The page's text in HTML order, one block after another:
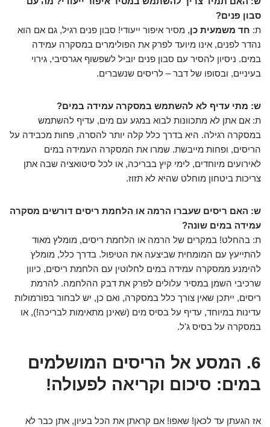
סבון פנים?
ת: חד משמעית כן, מסיר איפור ייעודי! סבון פנים רגיל, גם אם הוא
נהדר לפנים, אינו מיועד לפרק את הפולימרים במסקרה עמידה
במים. ניסיון להסיר עם סבון פנים יוביל לשפשוף אגרסיבי, גירוי
בעיניים, ובסופו של דבר – לריסים שנשברים.
ש: מתי עדיף לא להשתמש במסקרה עמידה במים?
ת: אם אתן לא מתכוונות לבוא במגע עם מים, עדיף להשתמש
במסקרה רגילה. היא בדרך כלל קלה יותר להסרה, פחות מכבידה על
הריסים, ופחות מייבשת. שמרו את המסקרה העמידה במים
לאירועים מיוחדים, לימי קיץ בבריכה, או לכל סיטואציה שבה אתן
צריכות ביטחון מוחלט שהיא לא תזוז.
ש: האם ריסים שעברו הרמה או הלחמת ריסים דורשים מסקרה
עמידה במים שונה?
ת: בהחלט! במקרים של הרמה או הלחמת ריסים, מומלץ מאוד
להתייעץ עם המומחית שביצעה את הטיפול. בדרך כלל, מומלץ
להימנע ממסקרה עמידה במים לחלוטין עם הלחמת ריסים, כיוון
שרכיבי השמן במסיר עלולים לפרק את דבק ההלחמה. להרמת
ריסים, ייתכן שאין צורך כלל במסקרה, ואם כן, יש לבחור בפורמולות
עדינות במיוחד, עדיף על בסיס מים (שאינן מתאימות לבריכה!), או
במסקרה על בסיס ג'ל.
6. המסע אל הריסים המושלמים
במים: סיכום וקריאה לפעולה!
אז הגעתן עד לכאן! שאפו! אם קראתן את הכל בעיון, אתן כבר לא